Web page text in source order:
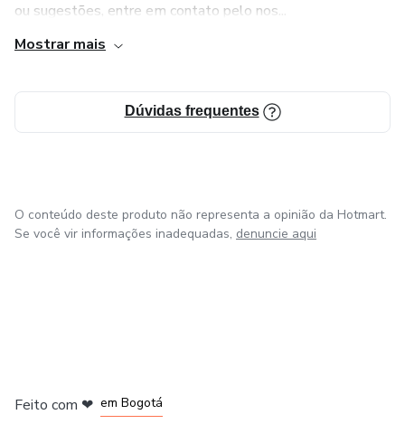
ou sugestões, entre em contato pelo nos...
Mostrar mais
Dúvidas frequentes
O conteúdo deste produto não representa a opinião da Hotmart.
Se você vir informações inadequadas, denuncie aqui
Feito com ❤ em Bogotá